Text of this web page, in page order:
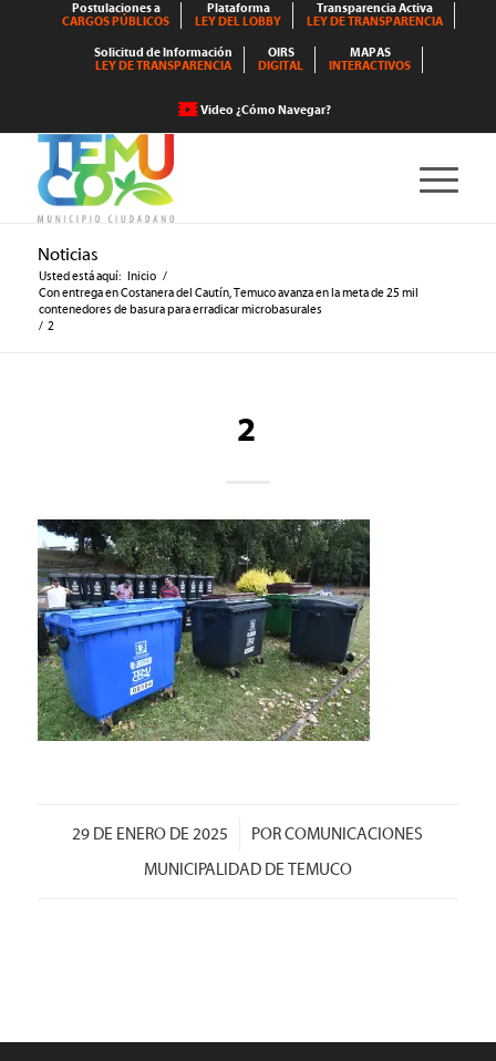
Postulaciones a
CARGOS PÚBLICOS
Plataforma
LEY DEL LOBBY
Transparencia Activa
LEY DE TRANSPARENCIA
Solicitud de Información
LEY DE TRANSPARENCIA
OIRS
DIGITAL
MAPAS
INTERACTIVOS
Video ¿Cómo Navegar?
Noticias
Usted está aquí: Inicio /
Con entrega en Costanera del Cautín, Temuco avanza en la meta de 25 mil
contenedores de basura para erradicar microbasurales
/ 2
2
29 DE ENERO DE 2025
/ PORCOMUNICACIONES
MUNICIPALIDAD DE TEMUCO